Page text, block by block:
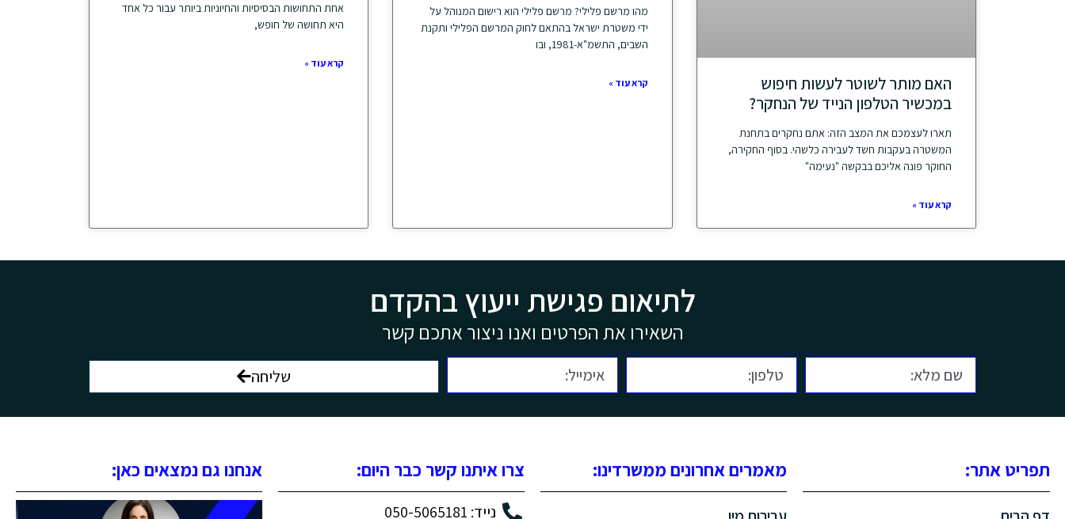
האם מותר לשוטר לעשות חיפוש
במכשיר הטלפון הנייד של הנחקר?
תארו לעצמכם את המצב הזה: אתם נחקרים בתחנת
המשטרה בעקבות חשד לעבירה כלשהי. בסוף החקירה,
החוקר פונה אליכם בבקשה "נעימה"
קרא עוד »
מהו מרשם פלילי? מרשם פלילי הוא רישום המנוהל על
ידי משטרת ישראל בהתאם לחוק המרשם הפלילי ותקנת
השבים, התשמ"א-1981, ובו
קרא עוד »
אחת התחושות הבסיסיות והחיוניות ביותר עבור כל אחד
היא תחושה של חופש,
קרא עוד »
לתיאום פגישת ייעוץ בהקדם
השאירו את הפרטים ואנו ניצור אתכם קשר
שליחה
תפריט אתר: מאמרים אחרונים ממשרדינו: צרו איתנו קשר כבר היום:
נייד: 050-5065181
אנחנו גם נמצאים כאן: